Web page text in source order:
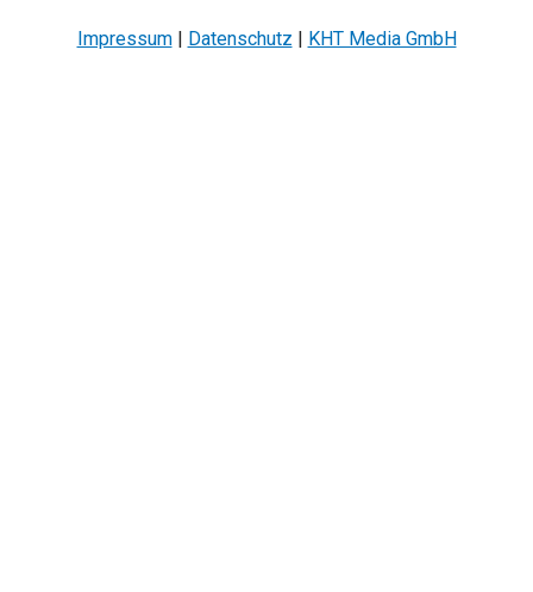
Impressum| Datenschutz | KHT Media GmbH